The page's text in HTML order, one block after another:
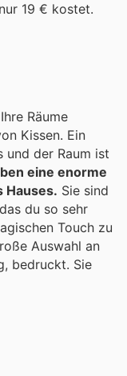
19 € kostet.
Räume
Kissen. Ein
und der Raum ist
eine enorme
Hauses.
du so sehr
Touch zu
Auswahl an
bedruckt. Sie